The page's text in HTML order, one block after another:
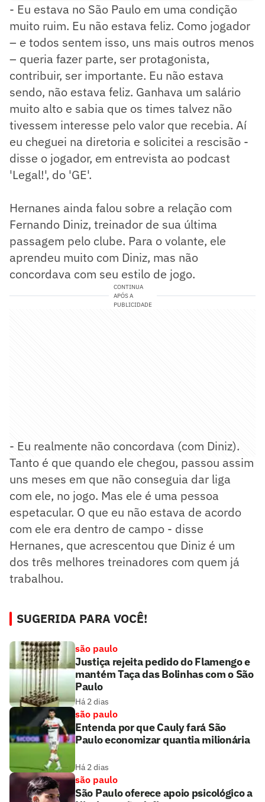
- Eu estava no São Paulo em uma condição
muito ruim. Eu não estava feliz. Como jogador
– e todos sentem isso, uns mais outros menos
– queria fazer parte, ser protagonista,
contribuir, ser importante. Eu não estava
sendo, não estava feliz. Ganhava um salário
muito alto e sabia que os times talvez não
tivessem interesse pelo valor que recebia. Aí
eu cheguei na diretoria e solicitei a rescisão -
disse o jogador, em entrevista ao podcast
'Legal!', do 'GE'.
Hernanes ainda falou sobre a relação com
Fernando Diniz, treinador de sua última
passagem pelo clube. Para o volante, ele
aprendeu muito com Diniz, mas não
concordava com seu estilo de jogo.
CONTINUA
APÓS A
PUBLICIDADE
- Eu realmente não concordava (com Diniz).
Tanto é que quando ele chegou, passou assim
uns meses em que não conseguia dar liga
com ele, no jogo. Mas ele é uma pessoa
espetacular. O que eu não estava de acordo
com ele era dentro de campo - disse
Hernanes, que acrescentou que Diniz é um
dos três melhores treinadores com quem já
trabalhou.
SUGERIDA PARA VOCÊ!
são paulo
Justiça rejeita pedido do Flamengo e
mantém Taça das Bolinhas com o São
Paulo
Há 2 dias
são paulo
Entenda por que Cauly fará São
Paulo economizar quantia milionária
Há 2 dias
são paulo
São Paulo oferece apoio psicológico a